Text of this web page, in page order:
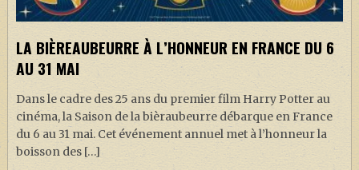
LA BIÈREAUBEURRE À L’HONNEUR EN FRANCE DU 6
AU 31 MAI
Dans le cadre des 25 ans du premier film Harry Potter au
cinéma, la Saison de la bièraubeurre débarque en France
du 6 au 31 mai. Cet événement annuel met à l’honneur la
boisson des […]